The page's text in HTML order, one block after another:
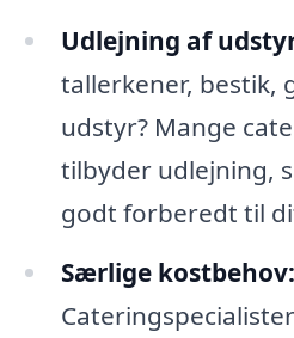
Udlejning af
tallerkener, bestik,
udstyr? Mange
tilbyder udlejning,
godt forberedt til
Særlige kostbehov: